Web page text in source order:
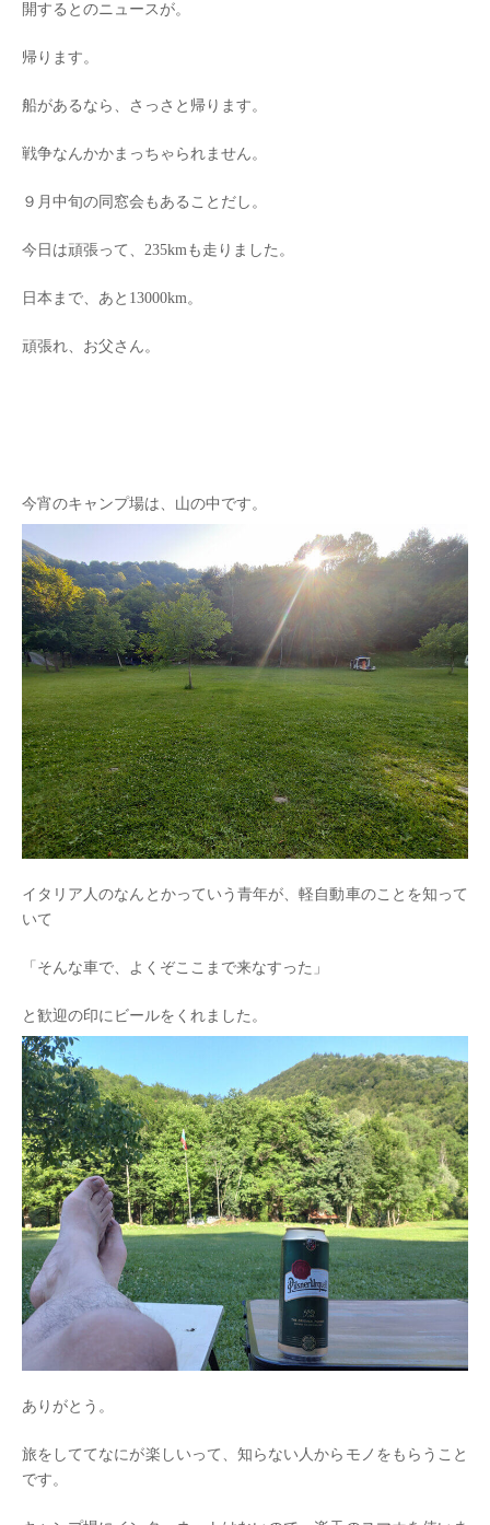
開するとのニュースが。
帰ります。
船があるなら、さっさと帰ります。
戦争なんかかまっちゃられません。
９月中旬の同窓会もあることだし。
今日は頑張って、235kmも走りました。
日本まで、あと13000km。
頑張れ、お父さん。
今宵のキャンプ場は、山の中です。
イタリア人のなんとかっていう青年が、軽自動車のことを知って
いて
「そんな車で、よくぞここまで来なすった」
と歓迎の印にビールをくれました。
ありがとう。
旅をしててなにが楽しいって、知らない人からモノをもらうこと
です。